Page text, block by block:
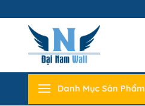
to
content
Danh Mục Sản Phẩm